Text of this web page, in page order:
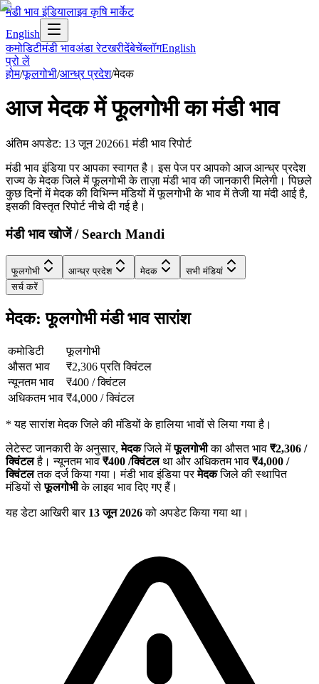
मंडी भाव इंडियालाइव कृषि मार्केट
English
कमोडिटीमंडी भावअंडा रेटखरीदेंबेचेंब्लॉगEnglish
प्रो लें
होम/फूलगोभी/आन्ध्र प्रदेश/मेदक
आजमेदकमेंफूलगोभीका मंडी भाव
अंतिम अपडेट: 13 जून 202661 मंडी भाव रिपोर्ट
मंडी भाव इंडिया पर आपका स्वागत है। इस पेज पर आपको आज आन्ध्र प्रदेश
राज्य के मेदक जिले में फूलगोभी के ताज़ा मंडी भाव की जानकारी मिलेगी। पिछले
कुछ दिनों में मेदक की विभिन्न मंडियों में फूलगोभी के भाव में तेजी या मंदी आई है,
इसकी विस्तृत रिपोर्ट नीचे दी गई है।
मंडी भाव खोजें / Search Mandi
फूलगोभी आन्ध्र प्रदेश मेदक
सभी मंडियां
सर्च करें
मेदक: फूलगोभी मंडी भाव सारांश
कमोडिटी
फूलगोभी
औसत भाव
₹2,306 प्रति क्विंटल
न्यूनतम भाव
₹400 /क्विंटल
अधिकतम भाव ₹4,000 /क्विंटल
*यह सारांश मेदक जिले की मंडियों के हालिया भावों से लिया गया है।
लेटेस्ट जानकारी के अनुसार,मेदकजिले मेंफूलगोभीका औसत भाव ₹2,306 /
क्विंटलहै। न्यूनतम भाव ₹400 /क्विंटलथा और अधिकतम भाव ₹4,000 /
क्विंटलतक दर्ज किया गया। मंडी भाव इंडिया परमेदकजिले की स्थापित
मंडियों सेफूलगोभीके लाइव भाव दिए गए हैं।
यह डेटा आखिरी बार 13 जून 2026को अपडेट किया गया था।